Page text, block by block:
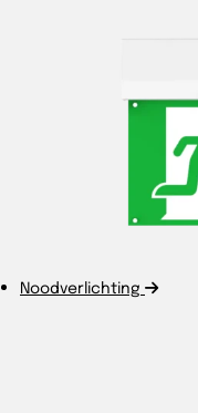
Noodverlichting